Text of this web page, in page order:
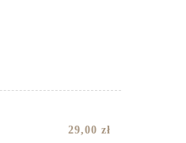
29,00 zł